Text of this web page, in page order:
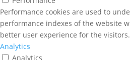
Performance cookies are used to
performance indexes of the website
better user experience for the visitors.
Analytics
Analytics